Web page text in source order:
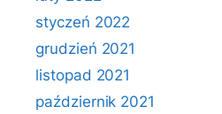
styczeń 2022
grudzień 2021
listopad 2021
październik 2021